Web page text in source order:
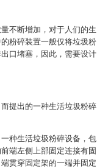
不断增加，对于人们的生
粉碎装置一般仅将垃圾粉
口堵塞，因此，需要设计
提出的一种生活垃圾粉碎
种生活垃圾粉碎设备，包
端左侧上部固定连接有固
贯穿固定架的一端并固定